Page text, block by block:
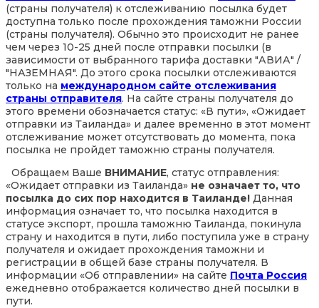
(страны получателя) к отслеживанию посылка будет
доступна только после прохождения таможни России
(страны получателя). Обычно это происходит не ранее
чем через 10-25 дней после отправки посылки (в
зависимости от выбранного тарифа доставки "АВИА" /
"НАЗЕМНАЯ". До этого срока посылки отслеживаются
только на международном сайте отслеживания
страны отправителя. На сайте страны получателя до
этого времени обозначается статус: «В пути», «Ожидает
отправки из Таиланда» и далее временно в этот момент
отслеживание может отсутствовать до момента, пока
посылка не пройдет таможню страны получателя.
Обращаем Ваше ВНИМАНИЕ, статус отправления:
«Ожидает отправки из Таиланда» не означает то, что
посылка до сих пор находится в Таиланде! Данная
информация означает то, что посылка находится в
статусе экспорт, прошла таможню Таиланда, покинула
страну и находится в пути, либо поступила уже в страну
получателя и ожидает прохождения таможни и
регистрации в общей базе страны получателя. В
информации «Об отправлении» на сайте Почта Россия
ежедневно отображается количество дней посылки в
пути.